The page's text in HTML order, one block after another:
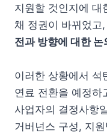
지원할 것인지에 대
채 정권이 바뀌었고
전과 방향에 대한 논
이러한 상황에서 석
연료 전환을 예정하
사업자의 결정사항
거버넌스 구성, 지